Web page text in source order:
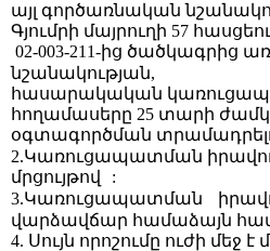
այլ գործառնական
Գյումրի մայրուղի 57
02-003-211-ից ծածկագր ից
նշանակության,
հասարակական
հողամասերը 25 տարի
օգտագործման
2.Կառուցապատման
մրցույթով
:
3.Կառուցապատման
վարձավճար համաձայն
4. Սույն որոշումը ուժի մեջ